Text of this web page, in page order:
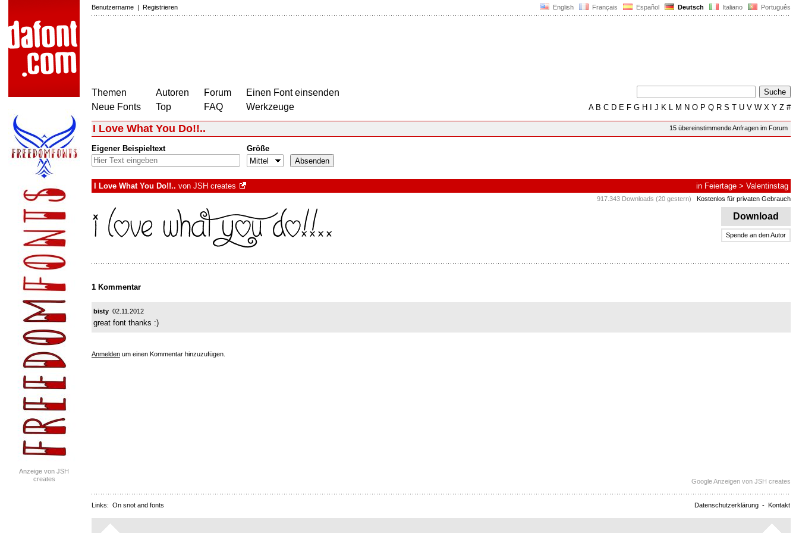
English Français Español Deutsch Italiano Português
Benutzername | Registrieren
Themen
Neue Fonts
Autoren
Top
Forum
FAQ
Einen Font einsenden
Werkzeuge
AB C D E F G H J K L M N O P Q R S T U V W X Y Z #
Anzeige von JSH
creates
15 übereinstimmende Anfragen im Forum
I Love What You Do!!..
Eigener Beispieltext Größe
I Love What You Do!!.. von JSH creates in Feiertage > Valentinstag
917.343 Downloads (20 gestern) Kostenlos für privaten Gebrauch
Download
Spende an den Autor
1 Kommentar
bisty 02.11.2012
great font thanks :)
Anmelden um einen Kommentar hinzuzufügen.
Google Anzeigen von JSH creates
Datenschutzerklärung - Kontakt
Links: On snot and fonts